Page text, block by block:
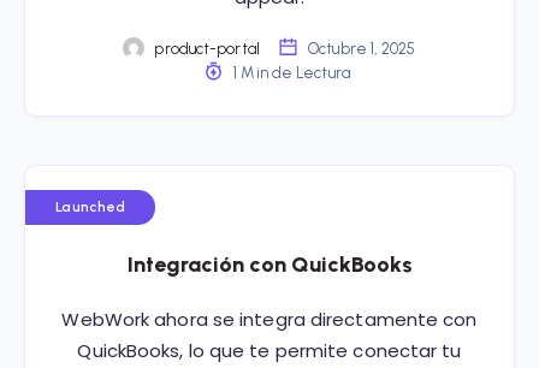
product-portal
Octubre 1, 2025
1 Min de Lectura
Launched
Integración con QuickBooks
WebWork ahora se integra directamente con
QuickBooks, lo que te permite conectar tu